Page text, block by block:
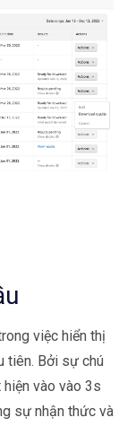
việc hiển thị
tiên. Bởi sự chú
vào vào 3s
sự nhận thức và